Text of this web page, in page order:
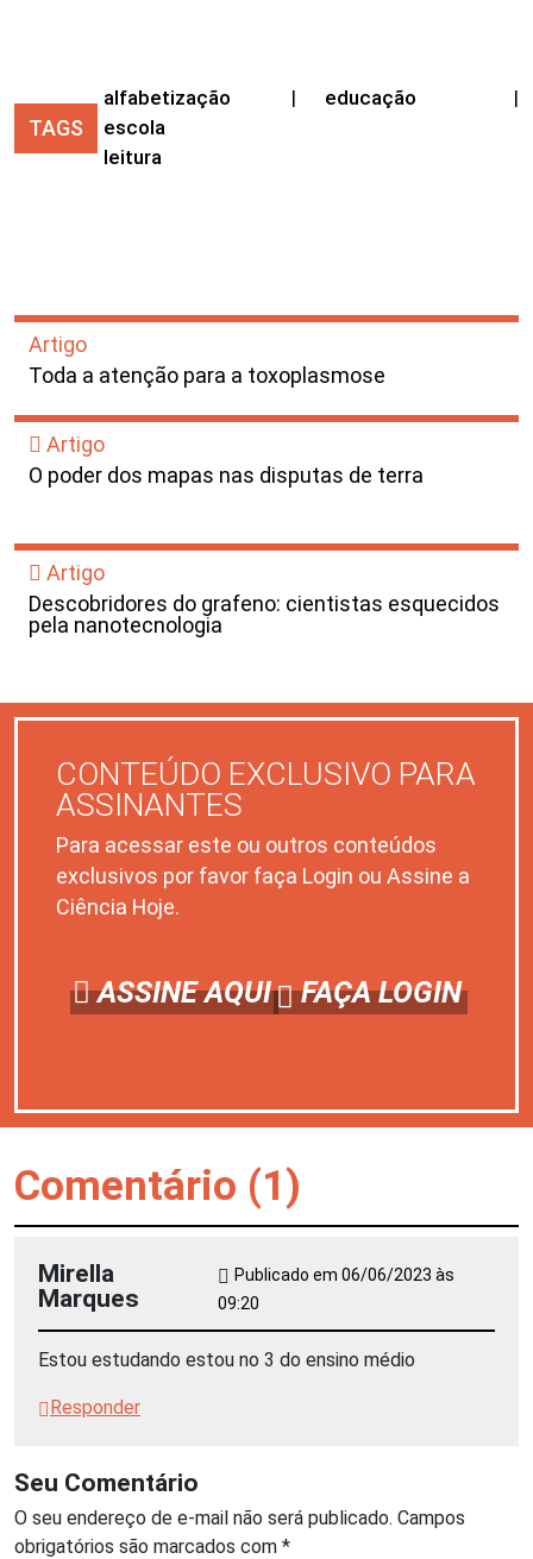
TAGS
alfabetização | educação
|
escola
leitura
Artigo
Toda a atenção para a toxoplasmose
Artigo
O poder dos mapas nas disputas de terra
Artigo
Descobridores do grafeno: cientistas esquecidos
pela nanotecnologia
CONTEÚDO EXCLUSIVO PARA
ASSINANTES
Para acessar este ou outros conteúdos
exclusivos por favor faça Login ou Assine a
Ciência Hoje.
ASSINE AQUI FAÇA LOGIN
Comentário (1)
Mirella
Marques
Publicado em 06/06/2023 às
09:20
Estou estudando estou no 3 do ensino médio
Responder
Seu Comentário
O seu endereço de e-mail não será publicado. Campos
obrigatórios são marcados com *